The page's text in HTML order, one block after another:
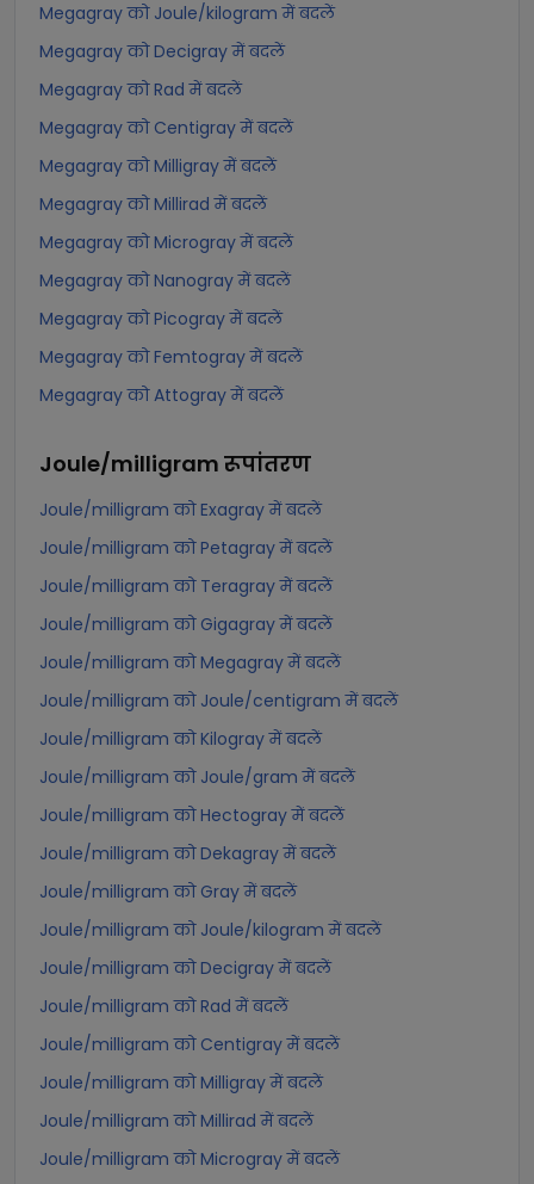
Megagray को Joule/kilogram में बदलें
Megagray को Decigray में बदलें
Megagray को Rad में बदलें
Megagray को Centigray में बदलें
Megagray को Milligray में बदलें
Megagray को Millirad में बदलें
Megagray को Microgray में बदलें
Megagray को Nanogray में बदलें
Megagray को Picogray में बदलें
Megagray को Femtogray में बदलें
Megagray को Attogray में बदलें
Joule/milligram रूपांतरण
Joule/milligram को Exagray में बदलें
Joule/milligram को Petagray में बदलें
Joule/milligram को Teragray में बदलें
Joule/milligram को Gigagray में बदलें
Joule/milligram को Megagray में बदलें
Joule/milligram को Joule/centigram में बदलें
Joule/milligram को Kilogray में बदलें
Joule/milligram को Joule/gram में बदलें
Joule/milligram को Hectogray में बदलें
Joule/milligram को Dekagray में बदलें
Joule/milligram को Gray में बदलें
Joule/milligram को Joule/kilogram में बदलें
Joule/milligram को Decigray में बदलें
Joule/milligram को Rad में बदलें
Joule/milligram को Centigray में बदलें
Joule/milligram को Milligray में बदलें
Joule/milligram को Millirad में बदलें
Joule/milligram को Microgray में बदलें